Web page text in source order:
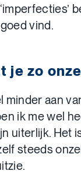
vind.
je zo
aan
ik me wel
uiterlijk. Het
steeds